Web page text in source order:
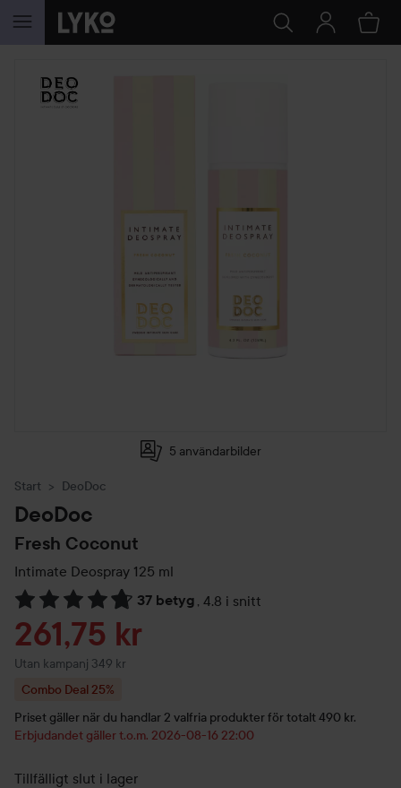
HOPPA TILL INNEHÅLLET
5 användarbilder
Start DeoDoc
DeoDoc
Fresh Coconut
Intimate Deospray 125 ml
37 betyg , 4.8 i snitt
Hoppa till Betyg & kommentarer
Reapris
261,75 kr
Utan kampanj 349 kr
Combo Deal 25%
Priset gäller när du handlar 2 valfria produkter för totalt 490 kr.
Erbjudandet gäller t.o.m. 2026-08-16 22:00
Tillfälligt slut i lager